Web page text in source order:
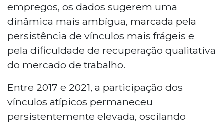
empregos, os dados sugerem uma
dinâmica mais ambígua, marcada pela
persistência de vínculos mais frágeis e
pela dificuldade de recuperação qualitativa
do mercado de trabalho.
Entre 2017 e 2021, a participação dos
vínculos atípicos permaneceu
persistentemente elevada, oscilando